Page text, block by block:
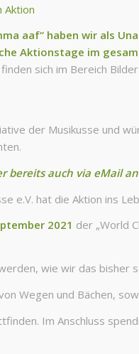
Aktion
aaf“ haben wir als
Aktionstage im
sich im Bereich
der Musikusse und
bereits auch via eMail
e.V. hat die Aktion ins
2021 der „World
wie wir das bisher
Wegen und Bächen,
Im Anschluss